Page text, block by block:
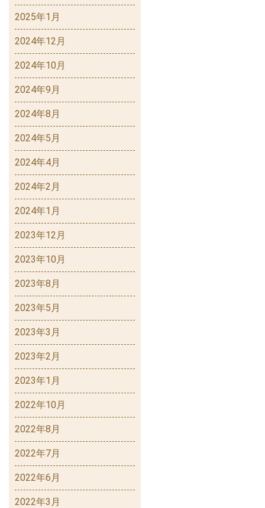
2025年1月
2024年12月
2024年10月
2024年9月
2024年8月
2024年5月
2024年4月
2024年2月
2024年1月
2023年12月
2023年10月
2023年8月
2023年5月
2023年3月
2023年2月
2023年1月
2022年10月
2022年8月
2022年7月
2022年6月
2022年3月